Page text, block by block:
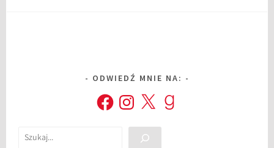
ODWIEDŹ MNIE NA:
FacebookInstagram
X Goodreads
Szukaj